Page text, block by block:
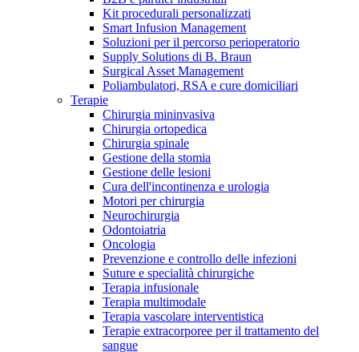
Catalogo prodotti
Trova il prodotto che stai cercando. Visita il catalogo B.
Braun con il nostro portfolio completo.
Hai domande o richieste? Scrivici per entrare subito in
contatto con un nostro referente.
Kit procedurali personalizzati
Smart Infusion Management
Soluzioni per il percorso perioperatorio
Supply Solutions di B. Braun
Surgical Asset Management
Poliambulatori, RSA e cure domiciliari
Terapie
Chirurgia mininvasiva
Chirurgia ortopedica
Chirurgia spinale
Gestione della stomia
Gestione delle lesioni
Cura dell'incontinenza e urologia
Motori per chirurgia
Neurochirurgia
Odontoiatria
Oncologia
Prevenzione e controllo delle infezioni
Suture e specialità chirurgiche
Terapia infusionale
Terapia multimodale
Terapia vascolare interventistica
Terapie extracorporee per il trattamento del
sangue